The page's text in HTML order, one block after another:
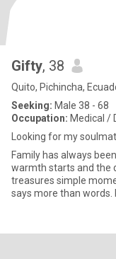
Gifty, 38
Quito, Pichincha,
Seeking: Male 38 - 68
Occupation: Medical /
Looking for my
Family has always
warmth starts and the
treasures simple
says more than